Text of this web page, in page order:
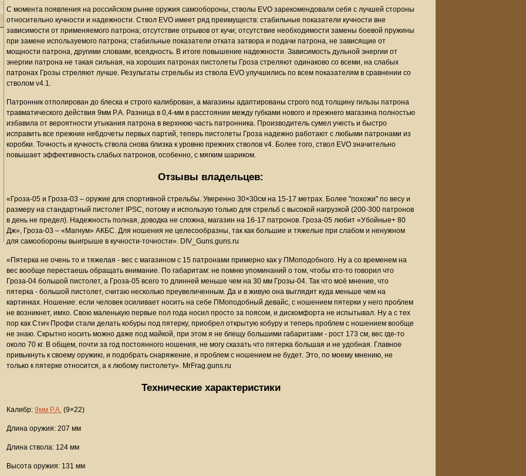
С момента появления на российском рынке оружия самообороны, стволы EVO зарекомендовали себя с лучшей стороны
относительно кучности и надежности. Ствол EVO имеет ряд преимуществ: стабильные показатели кучности вне
зависимости от применяемого патрона; отсутствие отрывов от кучи; отсутствие необходимости замены боевой пружины
при замене используемого патрона; стабильные показатели отката затвора и подачи патрона, не зависящие от
мощности патрона, другими словами, всеядность. В итоге повышение надежности. Зависимость дульной энергии от
энергии патрона не такая сильная, на хороших патронах пистолеты Гроза стреляют одинаково со всеми, на слабых
патронах Грозы стреляют лучше. Результаты стрельбы из ствола EVO улучшились по всем показателям в сравнении со
стволом v4.1.
Патронник отполирован до блеска и строго калиброван, а магазины адаптированы строго под толщину гильзы патрона
травматического действия 9мм Р.А. Разница в 0,4-мм в расстоянии между губками нового и прежнего магазина полностью
избавила от вероятности утыкания патрона в верхнюю часть патронника. Производитель сумел учесть и быстро
исправить все прежние не6дочеты первых партий, теперь пистолеты Гроза надежно работают с любыми патронами из
коробки. Точность и кучность ствола снова близка к уровню прежних стволов v4. Более того, ствол EVO значительно
повышает эффективность слабых патронов, особенно, с мягким шариком.
Отзывы владельцев:
«Гроза-05 и Гроза-03 – оружие для спортивной стрельбы. Уверенно 30×30см на 15-17 метрах. Более "похожи" по весу и
размеру на стандартный пистолет IPSC, потому и использую только для стрельб с высокой нагрузкой (200-300 патронов
в день не предел). Надежность полная, доводка не сложна, магазин на 16-17 патронов. Гроза-05 любит «Убойные+ 80
Дж», Гроза-03 – «Магнум» АКБС. Для ношения не целесообразны, так как большие и тяжелые при слабом и ненужном
для самообороны выигрыше в кучности-точности». DIV_Guns.guns.ru
«Пятерка не очень то и тяжелая - вес с магазином с 15 патронами примерно как у ПМоподобного. Ну а со временем на
вес вообще перестаешь обращать внимание. По габаритам: не помню упоминаний о том, чтобы кто-то говорил что
Гроза-04 большой пистолет, а Гроза-05 всего то длинней меньше чем на 30 мм Грозы-04. Так что моё мнение, что
пятерка - большой пистолет, считаю несколько преувеличенным. Да и в живую она выглядит куда меньше чем на
картинках. Ношение: если человек осиливает носить на себе ПМоподобный девайс, с ношением пятерки у него проблем
не возникнет, имхо. Свою маленькую первые пол года носил просто за поясом, и дискомфорта не испытывал. Ну а с тех
пор как Стич Профи стали делать кобуры под пятерку, приобрел открытую кобуру и теперь проблем с ношением вообще
не знаю. Скрытно носить можно даже под майкой, при этом я не блещу большими габаритами - рост 173 см, вес где-то
около 70 кг. В общем, почти за год постоянного ношения, не могу сказать что пятерка большая и не удобная. Главное
привыкнуть к своему оружию, и подобрать снаряжение, и проблем с ношением не будет. Это, по моему мнению, не
только к пятерке относится, а к любому пистолету». MrFrag.guns.ru
Технические характеристики
Калибр: 9мм Р.А. (9×22)
Длина оружия: 207 мм
Длина ствола: 124 мм
Высота оружия: 131 мм